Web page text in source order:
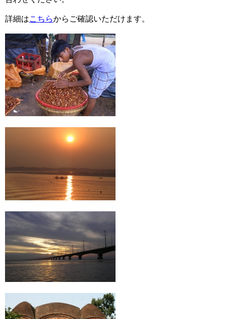
詳細はこちらからご確認いただけます。